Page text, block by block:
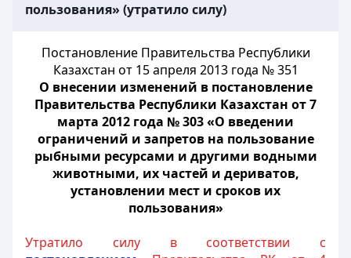
пользования» (утратило силу)
Постановление Правительства Республики
Казахстан от 15 апреля 2013 года № 351
О внесении изменений в постановление
Правительства Республики Казахстан от 7
марта 2012 года № 303 «О введении
ограничений и запретов на пользование
рыбными ресурсами и другими водными
животными, их частей и дериватов,
установлении мест и сроков их
пользования»
Утратило силу в соответствии с